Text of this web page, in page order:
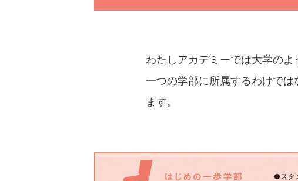
わたしアカデミーでは大学のよ
一つの学部に所属するわけで
ます。